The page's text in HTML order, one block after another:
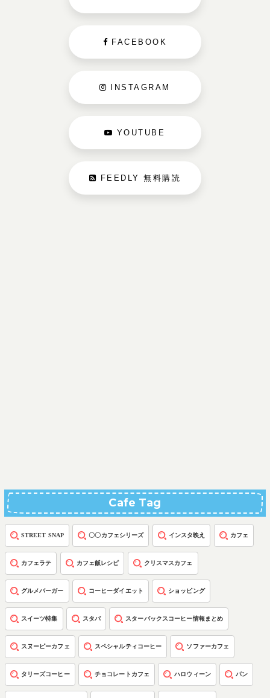
FACEBOOK
INSTAGRAM
YOUTUBE
FEEDLY 無料購読
Cafe Tag
STREET SNAP 〇〇カフェシリーズ インスタ映え カフェ
カフェラテ カフェ飯レシピ クリスマスカフェ
グルメバーガー コーヒーダイエット ショッピング
スイーツ特集 スタバ スターバックスコーヒー情報まとめ
スヌーピーカフェ スペシャルティコーヒー ソファーカフェ
タリーズコーヒー チョコレートカフェ ハロウィーン パン